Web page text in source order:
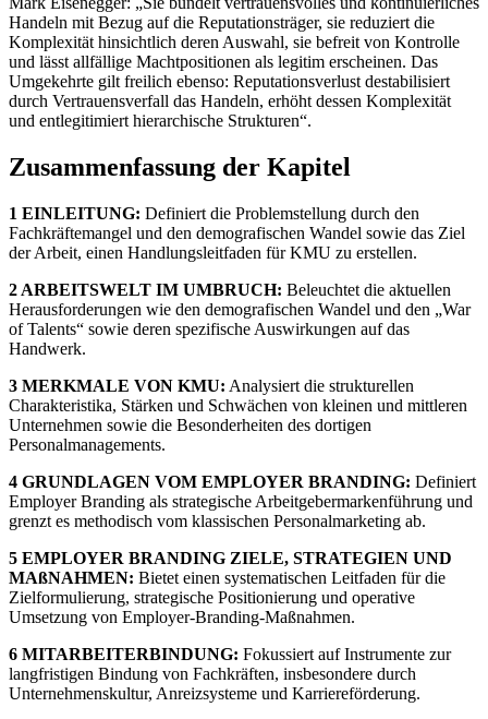
Handeln mit Bezug auf die Reputationsträger, sie reduziert die
Komplexität hinsichtlich deren Auswahl, sie befreit von Kontrolle
und lässt allfällige Machtpositionen als legitim erscheinen. Das
Umgekehrte gilt freilich ebenso: Reputationsverlust destabilisiert
durch Vertrauensverfall das Handeln, erhöht dessen Komplexität
und entlegitimiert hierarchische Strukturen“.
Zusammenfassung der Kapitel
1 EINLEITUNG: Definiert die Problemstellung durch den
Fachkräftemangel und den demografischen Wandel sowie das Ziel
der Arbeit, einen Handlungsleitfaden für KMU zu erstellen.
2 ARBEITSWELT IM UMBRUCH: Beleuchtet die aktuellen
Herausforderungen wie den demografischen Wandel und den „War
of Talents“ sowie deren spezifische Auswirkungen auf das
Handwerk.
3 MERKMALE VON KMU: Analysiert die strukturellen
Charakteristika, Stärken und Schwächen von kleinen und mittleren
Unternehmen sowie die Besonderheiten des dortigen
Personalmanagements.
4 GRUNDLAGEN VOM EMPLOYER BRANDING: Definiert
Employer Branding als strategische Arbeitgebermarkenführung und
grenzt es methodisch vom klassischen Personalmarketing ab.
5 EMPLOYER BRANDING ZIELE, STRATEGIEN UND
MAßNAHMEN: Bietet einen systematischen Leitfaden für die
Zielformulierung, strategische Positionierung und operative
Umsetzung von Employer-Branding-Maßnahmen.
6 MITARBEITERBINDUNG: Fokussiert auf Instrumente zur
langfristigen Bindung von Fachkräften, insbesondere durch
Unternehmenskultur, Anreizsysteme und Karriereförderung.